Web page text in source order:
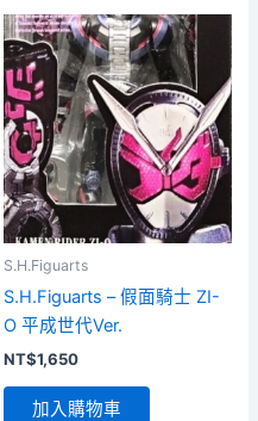
S.H.Figuarts
S.H.Figuarts – 假面騎士 ZI-
O 平成世代Ver.
NT$1,650
加入購物車